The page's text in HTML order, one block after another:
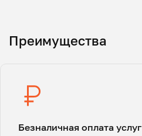
Преимущества
Безналичная оплата услуг